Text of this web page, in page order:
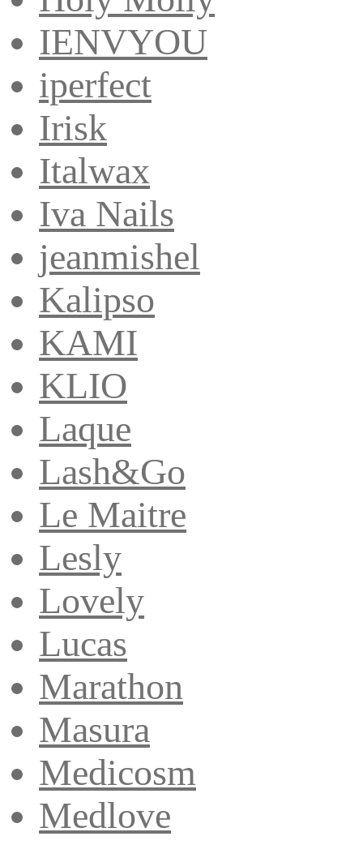
IENVYOU
iperfect
Irisk
Italwax
Iva Nails
jeanmishel
Kalipso
KAMI
KLIO
Laque
Lash&Go
Le Maitre
Lesly
Lovely
Lucas
Marathon
Masura
Medicosm
Medlove